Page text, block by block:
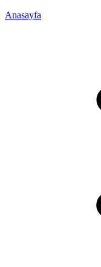
Anasayfa